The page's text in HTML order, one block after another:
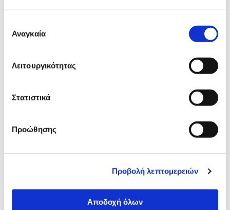
συγκατάθεσης
Αναγκαία
Λειτουργικότητας
Στατιστικά
Προώθησης
Προβολή λεπτομερειών
Αποδοχή όλων
παρουσίαση
Προδιαγραφές
Χαρακτηριστικά
Αξιολογήσεις
Αξιολογήσεις